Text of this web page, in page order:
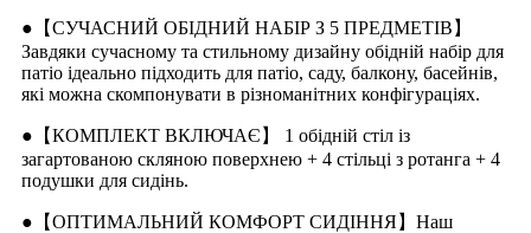
●【СУЧАСНИЙ ОБІДНИЙ НАБІР З 5 ПРЕДМЕТІВ】
Завдяки сучасному та стильному дизайну обідній набір для
патіо ідеально підходить для патіо, саду, балкону, басейнів,
які можна скомпонувати в різноманітних конфігураціях.
●【КОМПЛЕКТ ВКЛЮЧАЄ】 1 обідній стіл із
загартованою скляною поверхнею + 4 стільці з ротанга + 4
подушки для сидінь.
●【ОПТИМАЛЬНИЙ КОМФОРТ СИДІННЯ】Наш